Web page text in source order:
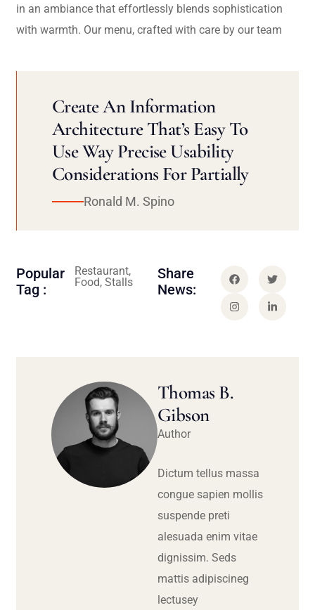
in an ambiance that effortlessly blends sophistication
with warmth. Our menu, crafted with care by our team
Create An Information
Architecture That’s Easy To
Use Way Precise Usability
Considerations For Partially
Ronald M. Spino
Popular
Tag :
Restaurant,
Food, Stalls
Share
News:
Thomas B.
Gibson
Author
Dictum tellus massa
congue sapien mollis
suspende preti
alesuada enim vitae
dignissim. Seds
mattis adipiscineg
lectusey